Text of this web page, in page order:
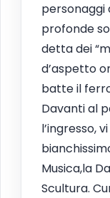
personaggi
profonde
detta dei
d’aspetto
batte il
Davanti al
l’ingresso,
Musica,la
Scultura.